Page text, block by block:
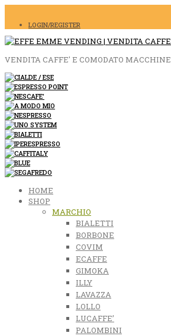
LOGIN/REGISTER
VENDITA CAFFE' E COMODATO MACCHINE
HOME
SHOP
MARCHIO
BIALETTI
BORBONE
COVIM
ECAFFE
GIMOKA
ILLY
LAVAZZA
LOLLO
LUCAFFE’
PALOMBINI